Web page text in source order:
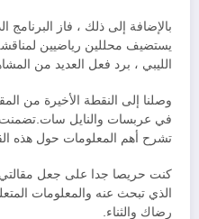
يستضيف محللين رياضيين
الليبي ، برد فعل العديد من
في عربسات والنايل سات.تضمنت
تشرح أهم المعلومات حول هذه
كنت حريصا جدا على جعل مقالتي
الذي تبحث عنه والمعلومات
رضاك والثناء.